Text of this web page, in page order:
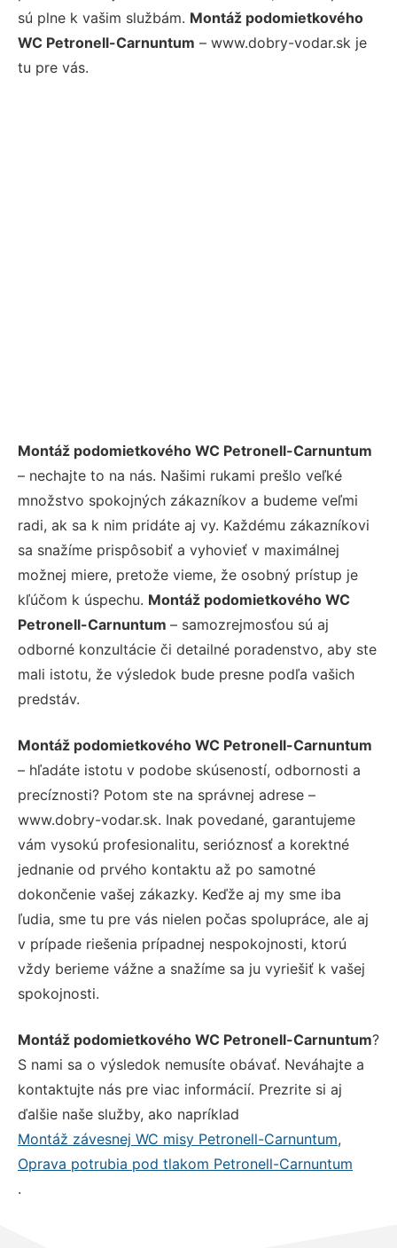
sú plne k vašim službám. Montáž podomietkového
WC Petronell-Carnuntum – www.dobry-vodar.sk je
tu pre vás.
Montáž podomietkového WC Petronell-Carnuntum
– nechajte to na nás. Našimi rukami prešlo veľké
množstvo spokojných zákazníkov a budeme veľmi
radi, ak sa k nim pridáte aj vy. Každému zákazníkovi
sa snažíme prispôsobiť a vyhovieť v maximálnej
možnej miere, pretože vieme, že osobný prístup je
kľúčom k úspechu. Montáž podomietkového WC
Petronell-Carnuntum – samozrejmosťou sú aj
odborné konzultácie či detailné poradenstvo, aby ste
mali istotu, že výsledok bude presne podľa vašich
predstáv.
Montáž podomietkového WC Petronell-Carnuntum
– hľadáte istotu v podobe skúseností, odbornosti a
precíznosti? Potom ste na správnej adrese –
www.dobry-vodar.sk. Inak povedané, garantujeme
vám vysokú profesionalitu, serióznosť a korektné
jednanie od prvého kontaktu až po samotné
dokončenie vašej zákazky. Keďže aj my sme iba
ľudia, sme tu pre vás nielen počas spolupráce, ale aj
v prípade riešenia prípadnej nespokojnosti, ktorú
vždy berieme vážne a snažíme sa ju vyriešiť k vašej
spokojnosti.
Montáž podomietkového WC Petronell-Carnuntum?
S nami sa o výsledok nemusíte obávať. Neváhajte a
kontaktujte nás pre viac informácií. Prezrite si aj
ďalšie naše služby, ako napríklad
Montáž závesnej WC misy Petronell-Carnuntum,
Oprava potrubia pod tlakom Petronell-Carnuntum
.